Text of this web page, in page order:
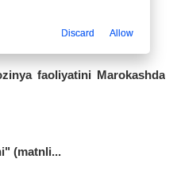
faoliyatini Marokashda
(matnli...
Discard Allow